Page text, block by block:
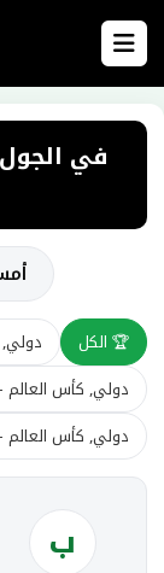
في الجول
🏆 الكل
دولي, كأس العالم
دولي, كأس العالم
ب